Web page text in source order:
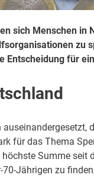
sich Menschen in
zu
für
für das Thema
Summe seit
Jährigen zu